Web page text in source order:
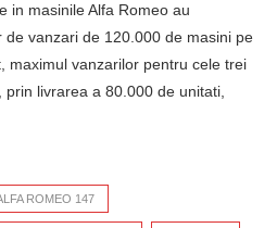
in masinile Alfa Romeo au
vanzari de 120.000 de masini pe
maximul vanzarilor pentru cele trei
livrarea a 80.000 de unitati,
ROMEO 147